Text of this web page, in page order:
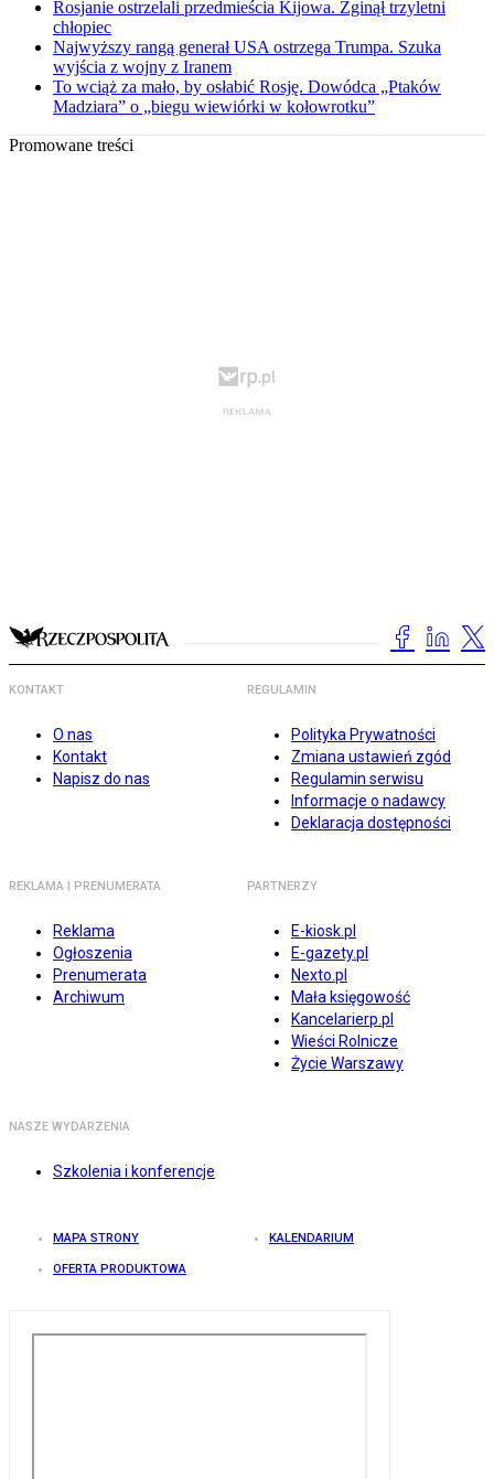
Rosjanie ostrzelali przedmieścia Kijowa. Zginął trzyletni
chłopiec
Najwyższy rangą generał USA ostrzega Trumpa. Szuka
wyjścia z wojny z Iranem
To wciąż za mało, by osłabić Rosję. Dowódca „Ptaków
Madziara” o „biegu wiewiórki w kołowrotku”
Promowane treści
KONTAKT
O nas
Kontakt
Napisz do nas
REGULAMIN
Polityka Prywatności
Zmiana ustawień zgód
Regulamin serwisu
Informacje o nadawcy
Deklaracja dostępności
REKLAMA I PRENUMERATA
Reklama
Ogłoszenia
Prenumerata
Archiwum
PARTNERZY
E-kiosk.pl
E-gazety.pl
Nexto.pl
Mała księgowość
Kancelarierp.pl
Wieści Rolnicze
Życie Warszawy
NASZE WYDARZENIA
Szkolenia i konferencje
MAPA STRONY KALENDARIUM
OFERTA PRODUKTOWA